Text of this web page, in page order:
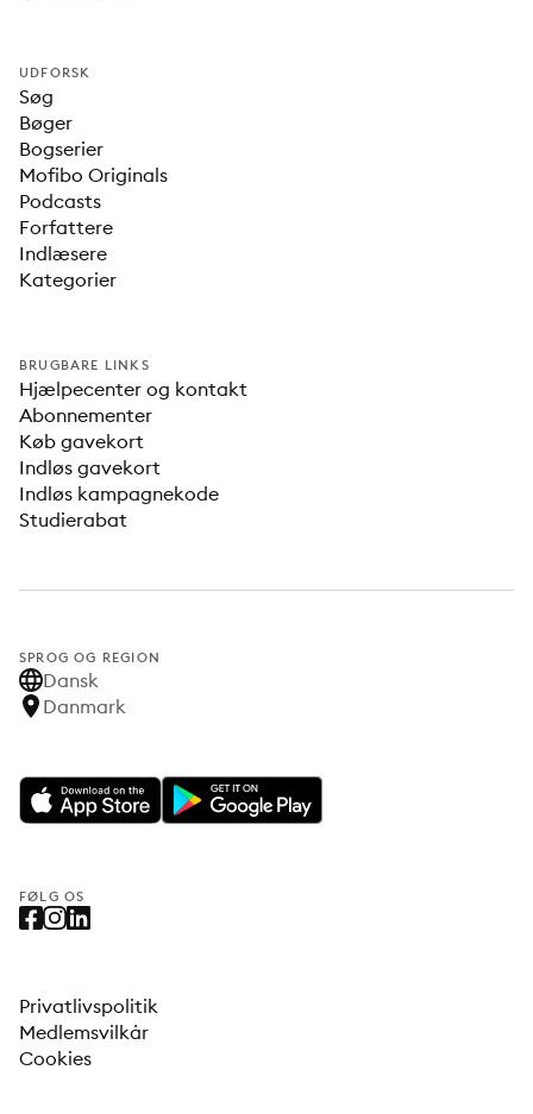
UDFORSK
Søg
Bøger
Bogserier
Mofibo Originals
Podcasts
Forfattere
Indlæsere
Kategorier
BRUGBARE LINKS
Hjælpecenter og kontakt
Abonnementer
Køb gavekort
Indløs gavekort
Indløs kampagnekode
Studierabat
SPROG OG REGION
Dansk
Danmark
FØLG OS
Privatlivspolitik
Medlemsvilkår
Cookies